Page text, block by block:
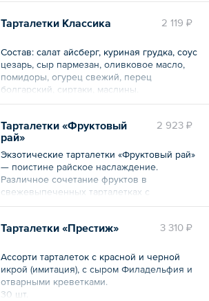
2 119 ₽
Тарталетки Классика
Состав: салат айсберг, куриная грудка, соус
цезарь, сыр пармезан, оливковое масло,
помидоры, огурец свежий, перец
болгарский, сиртаки, маслины.
Общий вес – 560 г
2 923 ₽
Тарталетки «Фруктовый
рай»
Экзотические тарталетки «Фруктовый рай»
— поистине райское наслаждение.
Различное сочетание фруктов в
свежевыпеченных тарталетках с
шоколадным топпингом, тщательно
сливками. Каждое из сочетаний вкусов
— 30 шт.
Общий вес – 850 г
3 310 ₽
Тарталетки «Престиж»
Ассорти тарталеток с красной и черной
икрой (имитация), с сыром Филадельфия и
отварными креветками.
30 шт.